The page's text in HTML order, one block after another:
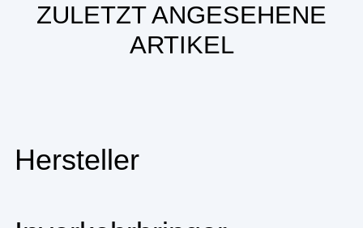
ZULETZT ANGESEHENE
ARTIKEL
Hersteller